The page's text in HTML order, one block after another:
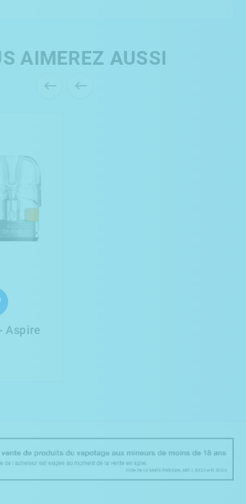
AIMEREZ AUSSI
 
Aspire